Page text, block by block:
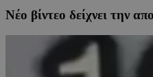
Νέο βίντεο δείχνει την